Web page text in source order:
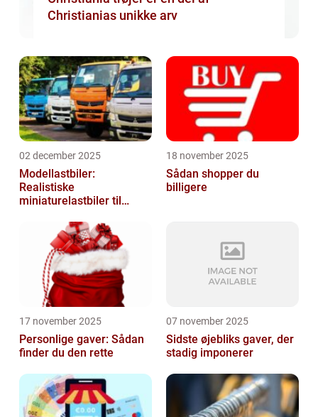
Christianias unikke arv
02 december 2025
Modellastbiler:
Realistiske
miniaturelastbiler til
18 november 2025
Sådan shopper du
billigere
17 november 2025
Personlige gaver: Sådan
finder du den rette
07 november 2025
Sidste øjebliks gaver, der
stadig imponerer